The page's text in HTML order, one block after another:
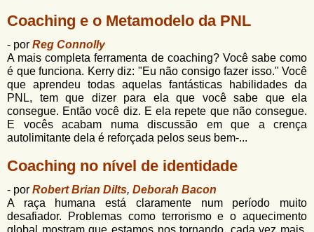
u
s
c
a
Coaching e o Metamodelo da PNL
- por Reg Connolly
A mais completa ferramenta de coaching? Você sabe como
é que funciona. Kerry diz: "Eu não consigo fazer isso." Você
que aprendeu todas aquelas fantásticas habilidades da
PNL, tem que dizer para ela que você sabe que ela
consegue. Então você diz. E ela repete que não consegue.
E vocês acabam numa discussão em que a crença
autolimitante dela é reforçada pelos seus bem-...
Coaching no nível de identidade
- por Robert Brian Dilts, Deborah Bacon
A raça humana está claramente num período muito
desafiador. Problemas como terrorismo e o aquecimento